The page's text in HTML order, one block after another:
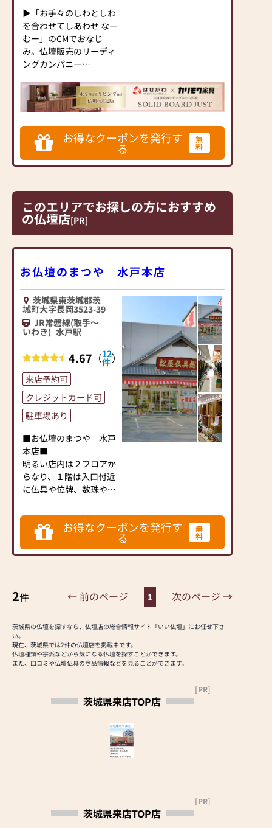
２、従業員は手洗い・う
がい・マスクの着用を義
務化しております。
３、お客様から一定距離
をあけるように努めてお
ります。
４、定期的に換気をして
おります。
しております。
６、営業時間の短縮をし
ております。
▶「お手々のしわとしわ
を合わせてしあわせ なー
むー」のCMでおなじ
み。仏壇販売のリーディ
ングカンパニー
国内家具専門メーカー
と、モダンなインテリア
にマッチするお仏壇を展
開
◆◆ お陰様で創業94年
◆◆
ールメリットと東証上場
の信頼。創業以来、親
切・丁寧な説明と対応を
「お仏壇のはせがわ」で
は、さまざまな供養（対
話の場づくり）の形をご
提案しております。ご自
身、ご家族にあった供養
の形について、迷うこと
ざいましたら、ぜひ、お
気軽にご相談ください。
店内にはお仏壇・お仏
具・お位牌・お線香・お
念珠等、豊富にご用意し
ております。1,000種類
以上の組み合わせの中か
らお客様に合ったお仏
壇・お仏具をご提案いた
します。
お仏壇のはせがわは、日
本を代表する家具メーカ
ー「カリモク家具」との
国内の家具専門メーカー
クションがあり、祈る人
と偲ぶ人をつなぐ新しい
カタチを提案します。
●仏壇・仏具・お墓・相
●ご来店予約(ページ内
の「来店予約ボタン」か
●訪問(はせがわの専門
お得なクーポンを発行す
る
無
料
このエリアでお探しの方におすすめ
の仏壇店[PR]
お仏壇のまつや 水戸本店
茨城県東茨城郡茨
城町大字長岡3523-39
JR常磐線(取手～
いわき) 水戸駅
4.67 （12
件）
来店予約可
クレジットカード可
駐車場あり
■お仏壇のまつや 水戸
本店■
明るい店内は２フロアか
らなり、１階は入口付近
に仏具や位牌、数珠や線
家具調仏壇や上置き仏
壇、伝統型唐木仏壇や金
仏壇などがズラリと並ん
でいます。２階は関東仏
仏壇から徳島産の高級品
まで常時約160本の仏壇
在庫は３００基以上でお
客様の要望に合ったお仏
壇を実際に見て触って選
ぶことが出来ます。
精一杯探して必ずお客様
様にごひいきにして頂い
ており専門的な仏像修復
お得なクーポンを発行す
る
無
料
2件 ← 前のページ 1 次のページ →
茨城県の仏壇を探すなら、仏壇店の総合情報サイト「いい仏壇」にお任せ下さ
い。
現在、茨城県では2件の仏壇店を掲載中です。
仏壇種類や宗派などから気になる仏壇を探すことができます。
また、口コミや仏壇仏具の商品情報などを見ることができます。
茨城県来店TOP店
[PR]
茨城県来店TOP店
[PR]